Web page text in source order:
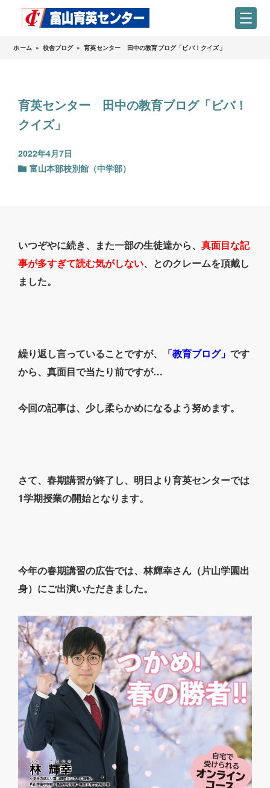
ホーム » 校舎ブログ » 育英センター 田中の教育ブログ「ビバ！クイズ」
育英センター 田中の教育ブログ「ビバ！
クイズ」
2022年4月7日
富山本部校別館（中学部）
いつぞやに続き、また一部の生徒達から、 真面目な記
事が多すぎて読む気がしない、とのクレームを頂戴し
ました。
繰り返し言っていることですが、 「教育ブログ」 です
から、真面目で当たり前ですが…
今回の記事は、少し柔らかめになるよう努めます。
さて、春期講習が終了し、明日より育英センターでは
1学期授業の開始となります。
今年の春期講習の広告では、林輝幸さん（片山学園出
身）にご出演いただきました。